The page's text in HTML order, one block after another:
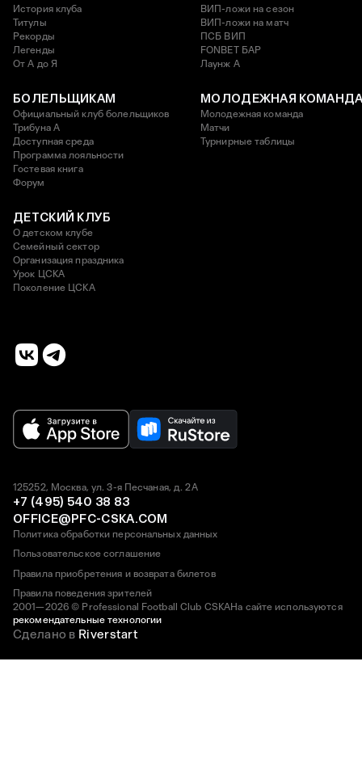
История клуба
Титулы
Рекорды
Легенды
От А до Я
ВИП-ложи на сезон
ВИП-ложи на матч
ПСБ ВИП
FONBET БАР
Лаунж A
БОЛЕЛЬЩИКАМ
Официальный клуб болельщиков
Трибуна А
Доступная среда
Программа лояльности
Гостевая книга
Форум
МОЛОДЕЖНАЯ
Молодежная команда
Матчи
Турнирные таблицы
ДЕТСКИЙ КЛУБ
О детском клубе
Семейный сектор
Организация праздника
Урок ЦСКА
Поколение ЦСКА
2001—2026 © Professional Football Club CSKAНа сайте используются
рекомендательные технологии
125252, Москва, ул. 3-я Песчаная, д. 2А
+7 (495) 540 38 83
OFFICE@PFC-CSKA.COM
Политика обработки персональных данных
Пользовательское соглашение
Правила приобретения и возврата билетов
Правила поведения зрителей
Сделано в Riverstart